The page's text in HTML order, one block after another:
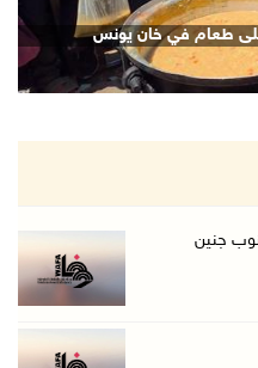
غرب ...
واستهداف خيام ...
إذنا وي ...
في الأ ...
يطا جنو ...
على طعام في خان يونس
جنين